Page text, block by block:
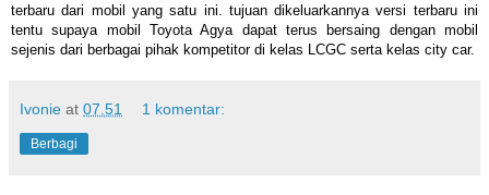
terbaru dari mobil yang satu ini. tujuan dikeluarkannya versi terbaru ini
tentu supaya mobil Toyota Agya dapat terus bersaing dengan mobil
sejenis dari berbagai pihak kompetitor di kelas LCGC serta kelas city car.
Ivonie at 07.51 1 komentar:
Berbagi